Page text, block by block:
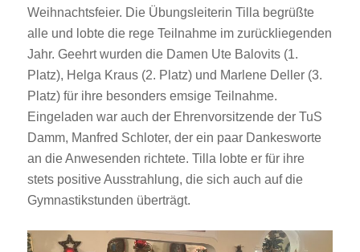
Weihnachtsfeier. Die Übungsleiterin Tilla begrüßte
alle und lobte die rege Teilnahme im zurückliegenden
Jahr. Geehrt wurden die Damen Ute Balovits (1.
Platz), Helga Kraus (2. Platz) und Marlene Deller (3.
Platz) für ihre besonders emsige Teilnahme.
Eingeladen war auch der Ehrenvorsitzende der TuS
Damm, Manfred Schloter, der ein paar Dankesworte
an die Anwesenden richtete. Tilla lobte er für ihre
stets positive Ausstrahlung, die sich auch auf die
Gymnastikstunden überträgt.